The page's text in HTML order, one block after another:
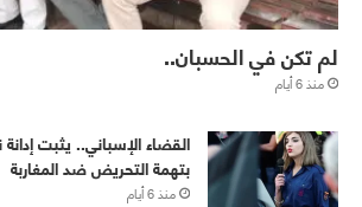
لم تكن في الحسبان..
منذ 6 أيام
القضاء الإسباني.. يثبت
بتهمة التحريض ضد المغاربة
منذ 6 أيام